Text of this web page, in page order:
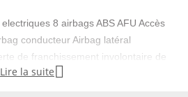
8 airbags ABS AFU Accès
conducteur Airbag latéral
de franchissement involontaire de
des phares Android Carplay Apple
Lire la suite 